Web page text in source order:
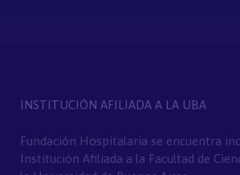
INSTITUCIÓN AFILIADA A LA UBA
Fundación Hospitalaria se encuentra
Institución Afiliada a la Facultad de